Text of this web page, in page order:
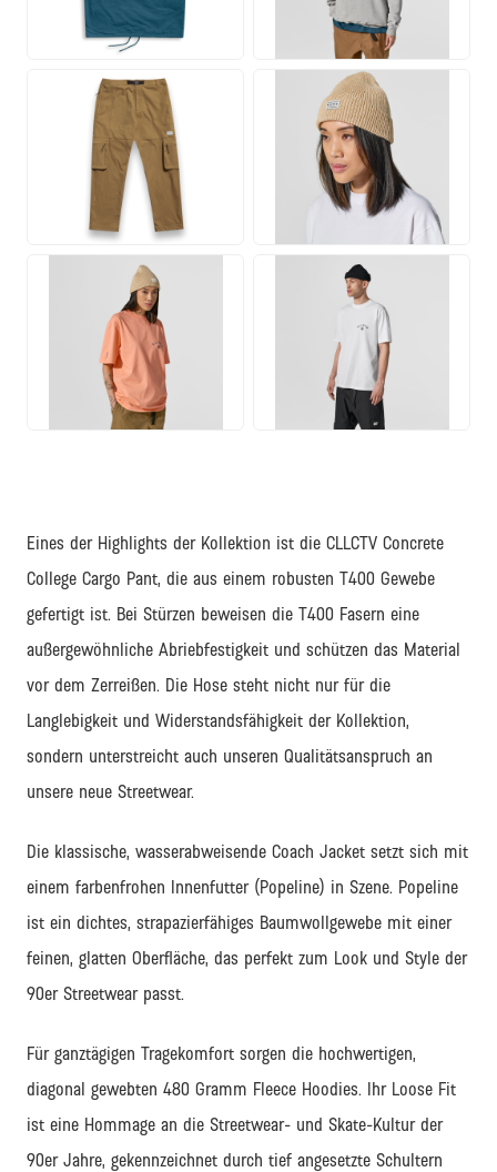
Eines der Highlights der Kollektion ist die CLLCTV Concrete
College Cargo Pant, die aus einem robusten T400 Gewebe
gefertigt ist. Bei Stürzen beweisen die T400 Fasern eine
außergewöhnliche Abriebfestigkeit und schützen das Material
vor dem Zerreißen. Die Hose steht nicht nur für die
Langlebigkeit und Widerstandsfähigkeit der Kollektion,
sondern unterstreicht auch unseren Qualitätsanspruch an
unsere neue Streetwear.
Die klassische, wasserabweisende Coach Jacket setzt sich mit
einem farbenfrohen Innenfutter (Popeline) in Szene. Popeline
ist ein dichtes, strapazierfähiges Baumwollgewebe mit einer
feinen, glatten Oberfläche, das perfekt zum Look und Style der
90er Streetwear passt.
Für ganztägigen Tragekomfort sorgen die hochwertigen,
diagonal gewebten 480 Gramm Fleece Hoodies. Ihr Loose Fit
ist eine Hommage an die Streetwear- und Skate-Kultur der
90er Jahre, gekennzeichnet durch tief angesetzte Schultern